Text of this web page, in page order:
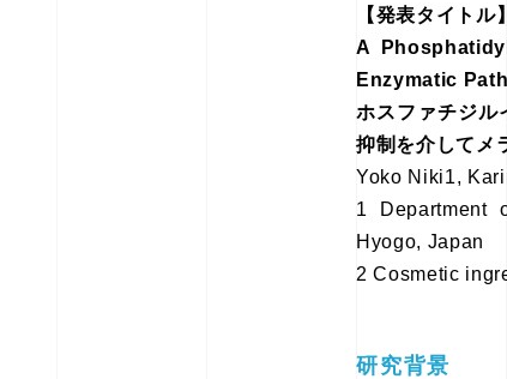
【発表タイトル】
A
Enzymatic
ホスファチジル
抑制を介してメ
Yoko Niki1,
1 Department
Hyogo, Japan
2 Cosmetic
研究背景